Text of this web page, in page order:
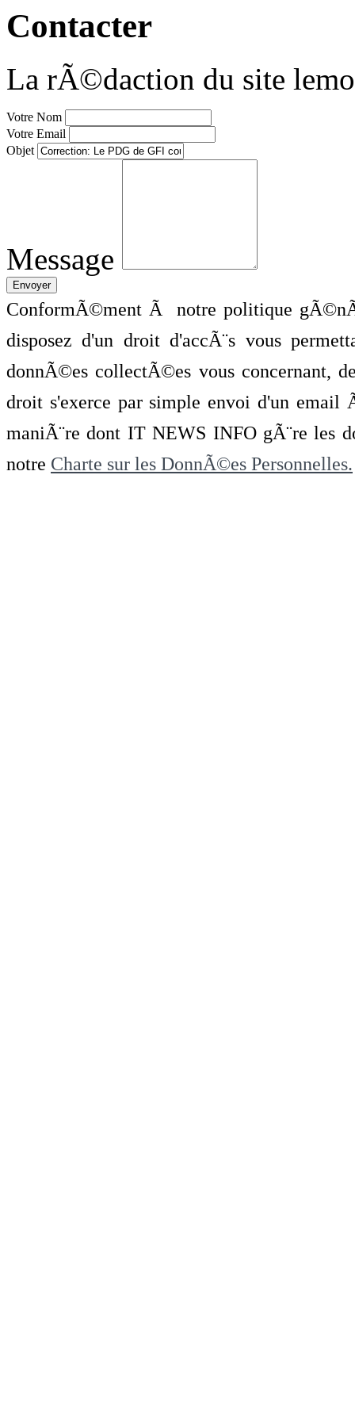
Contacter
La rÃ©daction du site
Votre Nom
Votre Email
Objet
Message
ConformÃ©ment Ã notre politique
disposez d'un droit d'accÃ¨s vous
donnÃ©es collectÃ©es vous concernant,
droit s'exerce par simple envoi d'un
maniÃ¨re dont IT NEWS INFO gÃ¨re les
notre Charte sur les DonnÃ©es Personnelles.